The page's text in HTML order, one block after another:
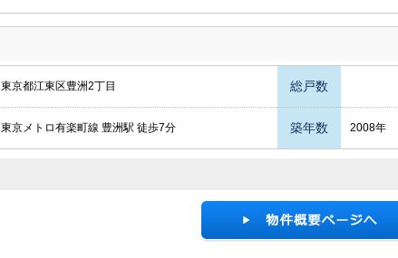
東京都江東区豊洲2丁目 総戸数
東京メトロ有楽町線 豊洲駅 徒歩7分 築年数 2008年